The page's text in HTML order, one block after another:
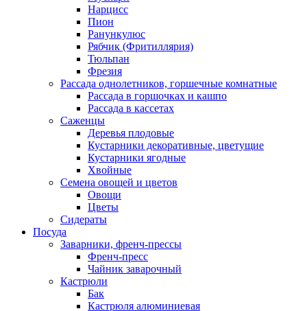
Нарцисс
Пион
Ранункулюс
Рябчик (Фритиллярия)
Тюльпан
Фрезия
Рассада однолетников, горшечные комнатные
Рассада в горшочках и кашпо
Рассада в кассетах
Саженцы
Деревья плодовые
Кустарники декоративные, цветущие
Кустарники ягодные
Хвойные
Семена овощей и цветов
Овощи
Цветы
Сидераты
Посуда
Заварники, френч-прессы
Френч-пресс
Чайник заварочный
Кастрюли
Бак
Кастрюля алюминиевая